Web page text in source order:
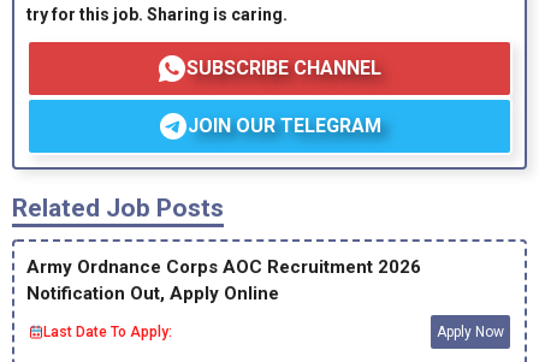
try for this job. Sharing is caring.
SUBSCRIBE CHANNEL
JOIN OUR TELEGRAM
Related Job Posts
Army Ordnance Corps AOC Recruitment 2026
Notification Out, Apply Online
Last Date To Apply: Apply Now